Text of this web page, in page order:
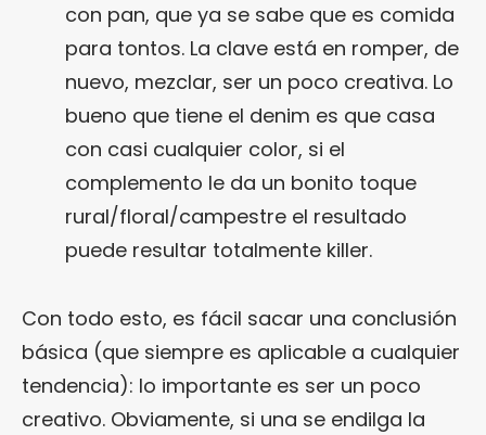
con pan, que ya se sabe que es comida
para tontos. La clave está en romper, de
nuevo, mezclar, ser un poco creativa. Lo
bueno que tiene el denim es que casa
con casi cualquier color, si el
complemento le da un bonito toque
rural/floral/campestre el resultado
puede resultar totalmente killer.
Con todo esto, es fácil sacar una conclusión
básica (que siempre es aplicable a cualquier
tendencia): lo importante es ser un poco
creativo. Obviamente, si una se endilga la